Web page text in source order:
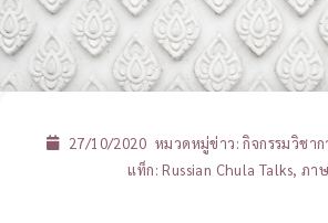
27/10/2020 หมวดหมู่ข่าว:กิจกรรมวิชาก
แท็ก: Russian Chula Talks, ภา